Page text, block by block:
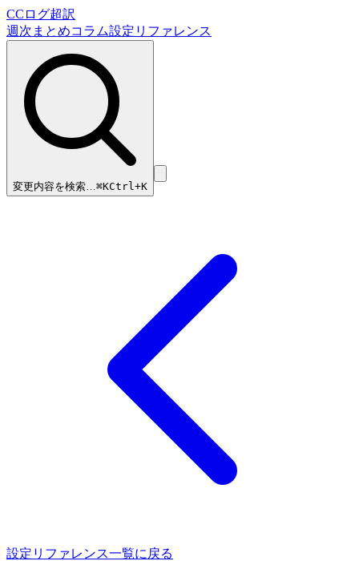
CCログ超訳
週次まとめコラム設定リファレンス
変更内容を検索…⌘KCtrl+K
設定リファレンス一覧に戻る